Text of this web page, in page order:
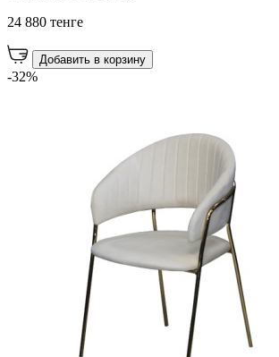
24 880 тенге
Добавить в корзину
-32%